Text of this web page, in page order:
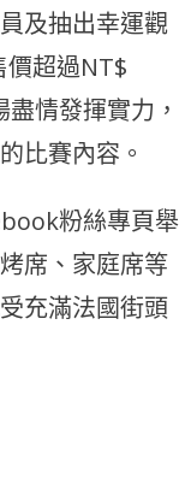
及抽出幸運觀
價超過NT$
情發揮實力，
比賽內容。
粉絲專頁舉
席、家庭席等
充滿法國街頭